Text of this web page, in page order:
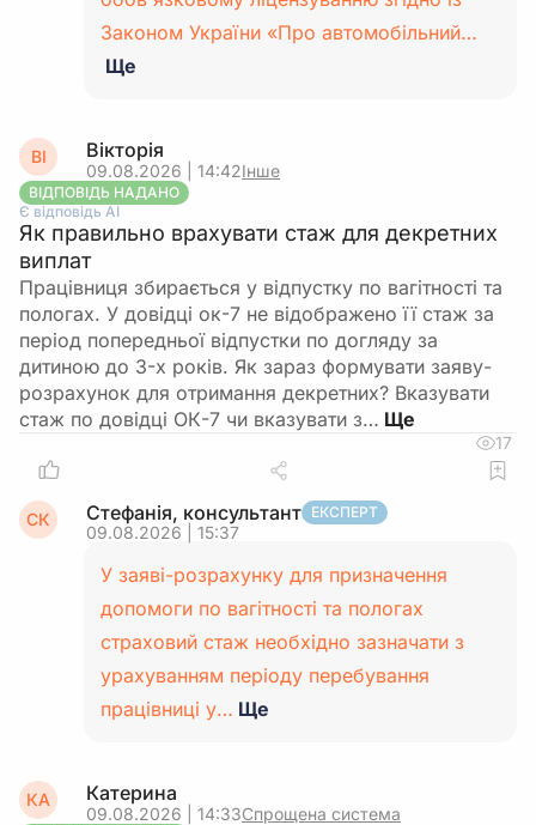
Законом України «Про автомобільний…
Ще
ВІ Вікторія
09.08.2026 | 14:42Інше
ВІДПОВІДЬ НАДАНО
Є відповідь АІ
Як правильно врахувати стаж для декретних
виплат
Працівниця збирається у відпустку по вагітності та
пологах. У довідці ок-7 не відображено її стаж за
період попередньої відпустки по догляду за
дитиною до 3-х років. Як зараз формувати заяву-
розрахунок для отримання декретних? Вказувати
стаж по довідці ОК-7 чи вказувати з…
17
СК Стефанія, консультант ЕКСПЕРТ
09.08.2026 | 15:37
У заяві-розрахунку для призначення
допомоги по вагітності та пологах
страховий стаж необхідно зазначати з
урахуванням періоду перебування
працівниці у… Ще
КА Катерина
09.08.2026 | 14:33Спрощена система